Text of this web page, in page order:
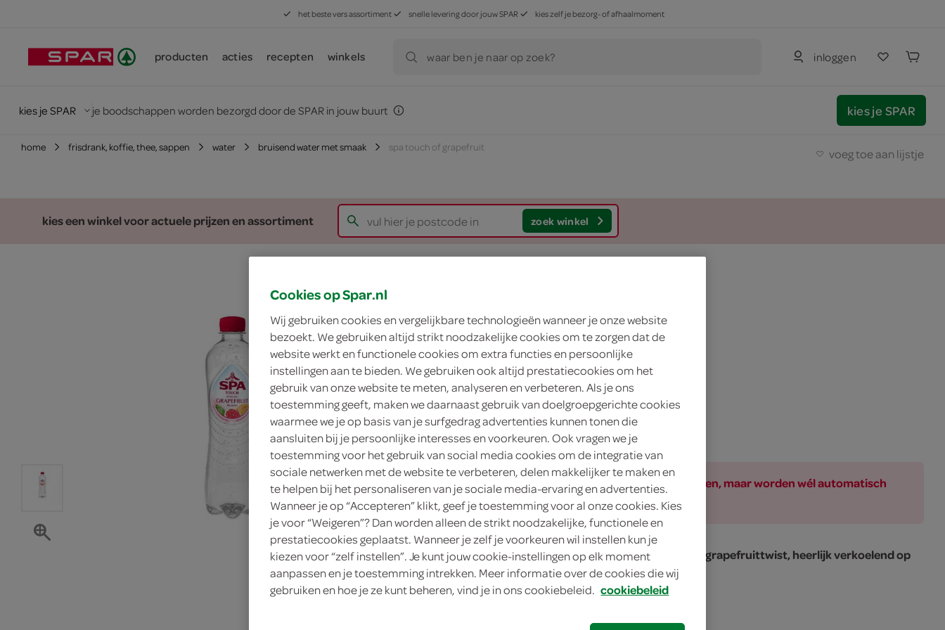
het beste vers assortiment snelle levering door jouw SPAR kies zelf je bezorg- of afhaalmoment
producten acties recepten winkels waar ben je naar op zoek? inloggen
kies je SPAR je boodschappen worden bezorgd door de SPAR in jouw buurt kies je SPAR
home frisdrank, koffie, thee, sappen water bruisend water met smaak spa touch of grapefruit voeg toe aan lijstje
kies een winkel voor actuele prijzen en assortiment zoek winkel
Spa
1.
39
500 Milliliter
in winkelmand
Let op: aanbiedingen zijn niet zichtbaar bij de producten, maar worden wél automatisch
verwerkt in de winkelmand.
Spa touch of grapefruit sprankelend water met subtiele grapefruittwist, heerlijk verkoelend op
warme dagen of naast een lichte maaltijd
Geniet van grapefruitsprankel
Bruisend mineraalwater, verfrissend
Cookies op Spar.nl
Wij gebruiken cookies en vergelijkbare technologieën wanneer je onze website
bezoekt. We gebruiken altijd strikt noodzakelijke cookies om te zorgen dat de
website werkt en functionele cookies om extra functies en persoonlijke
instellingen aan te bieden. We gebruiken ook altijd prestatiecookies om het
gebruik van onze website te meten, analyseren en verbeteren. Als je ons
toestemming geeft, maken we daarnaast gebruik van doelgroepgerichte cookies
waarmee we je op basis van je surfgedrag advertenties kunnen tonen die
aansluiten bij je persoonlijke interesses en voorkeuren. Ook vragen we je
toestemming voor het gebruik van social media cookies om de integratie van
sociale netwerken met de website te verbeteren, delen makkelijker te maken en
te helpen bij het personaliseren van je sociale media-ervaring en advertenties.
Wanneer je op “Accepteren” klikt, geef je toestemming voor al onze cookies. Kies
je voor “Weigeren”? Dan worden alleen de strikt noodzakelijke, functionele en
prestatiecookies geplaatst. Wanneer je zelf je voorkeuren wil instellen kun je
kiezen voor “zelf instellen”. Je kunt jouw cookie-instellingen op elk moment
aanpassen en je toestemming intrekken. Meer informatie over de cookies die wij
gebruiken en hoe je ze kunt beheren, vind je in ons cookiebeleid. cookiebeleid